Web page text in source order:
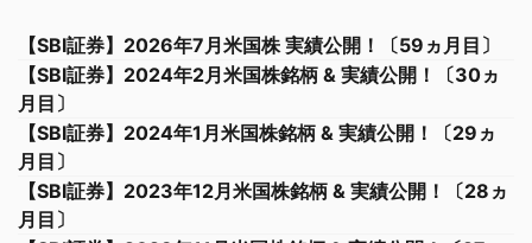
【SBI証券】2026年7月米国株 実績公開！〔59ヵ月目〕
【SBI証券】2024年2月米国株銘柄 & 実績公開！〔30ヵ
月目〕
【SBI証券】2024年1月米国株銘柄 & 実績公開！〔29ヵ
月目〕
【SBI証券】2023年12月米国株銘柄 & 実績公開！〔28ヵ
月目〕